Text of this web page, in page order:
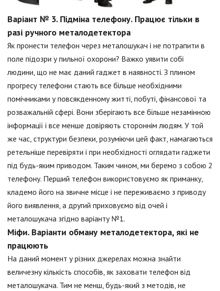
Варіант № 3. Підміна телефону. Працює тільки в
разі ручного металодетектора
Як пронести телефон через металошукач і не потрапити в
поле підозри у пильної охорони? Важко уявити собі
людини, що не має даний гаджет в наявності. З плином
прогресу телефони стають все більше необхідними
помічниками у повсякденному житті, побуті, фінансової та
розважальній сфері. Вони зберігають все більше незамінною
інформації і все менше довіряють стороннім людям. У той
же час, структури безпеки, розуміючи цей факт, намагаються
ретельніше перевіряти і при необхідності оглядати гаджети
під будь-яким приводом. Таким чином, ми беремо з собою 2
телефону. Перший телефон використовуємо як приманку,
кладемо його на звичне місце і не переживаємо з приводу
його виявлення, а другий приховуємо від очей і
металошукача згідно варіанту №1.
Міфи. Варіанти обману металодетектора, які не
працюють
На даний момент у різних джерелах можна знайти
величезну кількість способів, як заховати телефон від
металошукача. Тим не менш, будь-який з методів, не